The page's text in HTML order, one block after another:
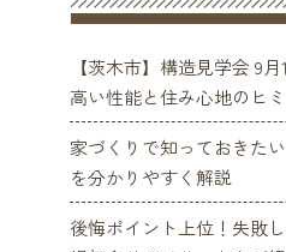
【茨木市】構造見学会 9月
高い性能と住み心地のヒ
家づくりで知っておきた
を分かりやすく解説
後悔ポイント上位！失敗